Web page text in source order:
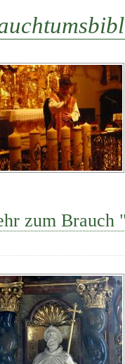
zum Brauch